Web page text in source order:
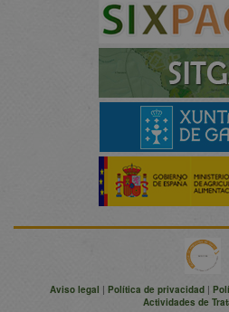
Aviso legal | Política de privacidad|
Actividades de